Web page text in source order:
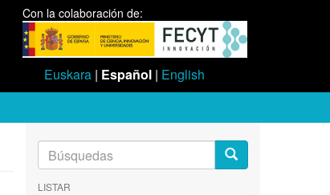
Con la colaboración de:
Euskara | Español | English
LISTAR